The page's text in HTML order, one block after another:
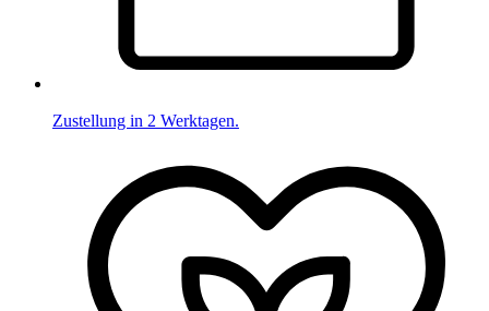
Zustellung in 2 Werktagen.